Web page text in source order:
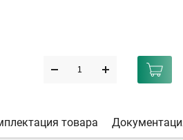
товара